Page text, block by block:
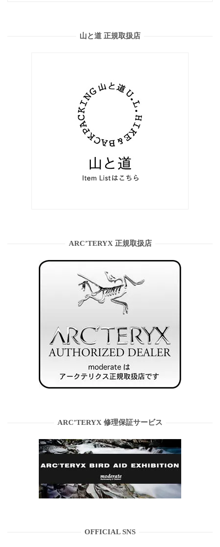
山と道 正規取扱店
ARC’TERYX 正規取扱店
ARC’TERYX 修理保証サービス
OFFICIAL SNS